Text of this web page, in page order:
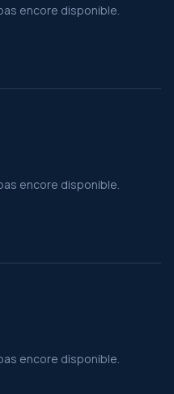
encore disponible.
encore disponible.
encore disponible.